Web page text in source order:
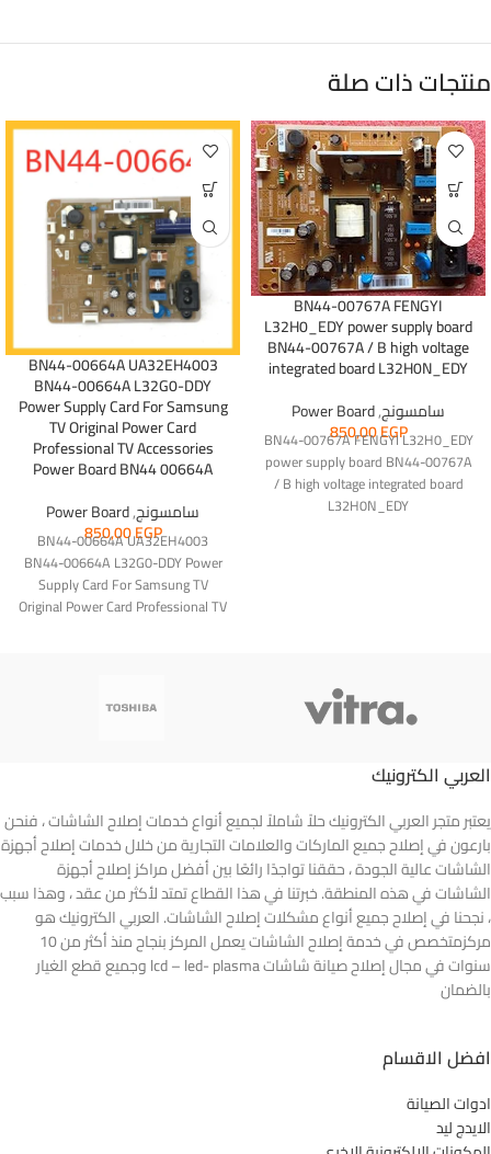
منتجات ذات صلة
BN44-00767A FENGYI
L32H0_EDY power supply board
BN44-00767A / B high voltage
integrated board L32H0N_EDY
سامسونج,
Power Board
850,00EGP
BN44-00767A FENGYI L32H0_EDY
power supply board BN44-00767A
/ B high voltage integrated board
L32H0N_EDY
BN44-00664A UA32EH4003
BN44-00664A L32G0-DDY
Power Supply Card For Samsung
TV Original Power Card
Professional TV Accessories
Power Board BN44 00664A
سامسونج,
Power Board
850,00EGP
BN44-00664A UA32EH4003
BN44-00664A L32G0-DDY Power
Supply Card For Samsung TV
Original Power Card Professional TV
العربي الكترونيك
يعتبر متجر العربي الكترونيك حلاً شاملاً لجميع أنواع خدمات إصلاح الشاشات ، فنحن
بارعون في إصلاح جميع الماركات والعلامات التجارية من خلال خدمات إصلاح أجهزة
الشاشات عالية الجودة ، حققنا تواجدًا رائعًا بين أفضل مراكز إصلاح أجهزة
الشاشات في هذه المنطقة. خبرتنا في هذا القطاع تمتد لأكثر من عقد ، وهذا سبب
، نجحنا في إصلاح جميع أنواع مشكلات إصلاح الشاشات. العربي الكترونيك هو
مركزمتخصص في خدمة إصلاح الشاشات يعمل المركز بنجاح منذ أكثر من 10
سنوات في مجال إصلاح صيانة شاشات lcd – led- plasma وجميع قطع الغيار
بالضمان
افضل الاقسام
ادوات الصيانة
الايدج ليد